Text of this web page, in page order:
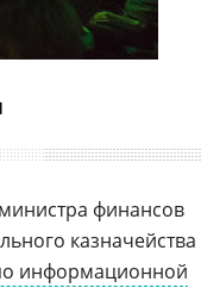
финансов
казначейства
информационной